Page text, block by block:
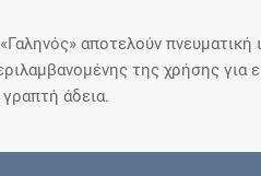
αποτελούν πνευματική
της χρήσης για
άδεια.